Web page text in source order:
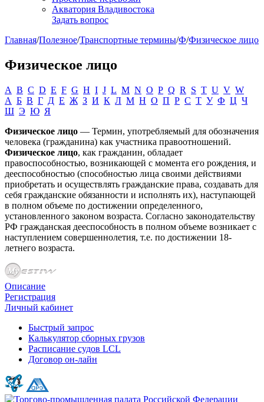
Акватория Владивостока
Задать вопрос
Главная/Полезное/Транспортные термины/Ф/Физическое лицо
Физическое лицо
A B C D E F G H I J L M N O P Q R S T U V W
А Б В Г Д Е Ж З И К Л М Н О П Р С Т У Ф Ц Ч
Ш Э Ю Я
Физическое лицо — Термин, употребляемый для обозначения
человека (гражданина) как участника правоотношений.
Физическое лицо, как гражданин, обладает
правоспособностью, возникающей с момента его рождения, и
дееспособностью (способностью лица своими действиями
приобретать и осуществлять гражданские права, создавать для
себя гражданские обязанности и исполнять их), наступающей
в полном объеме по достижении определенного,
установленного законом возраста. Согласно законодательству
РФ гражданская дееспособность в полном объеме возникает с
наступлением совершеннолетия, т.е. по достижении 18-
летнего возраста.
Описание
Регистрация
Личный кабинет
Быстрый запрос
Калькулятор сборных грузов
Расписание судов LCL
Договор он-лайн